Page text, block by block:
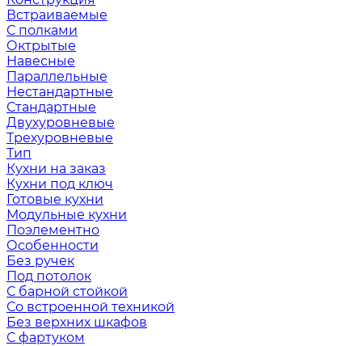
Встраиваемые
С полками
Октрытые
Навесные
Параллельные
Нестандартные
Стандартные
Двухуровневые
Трехуровневые
Тип
Кухни на заказ
Кухни под ключ
Готовые кухни
Модульные кухни
Поэлементно
Особенности
Без ручек
Под потолок
С барной стойкой
Со встроенной техникой
Без верхних шкафов
С фартуком